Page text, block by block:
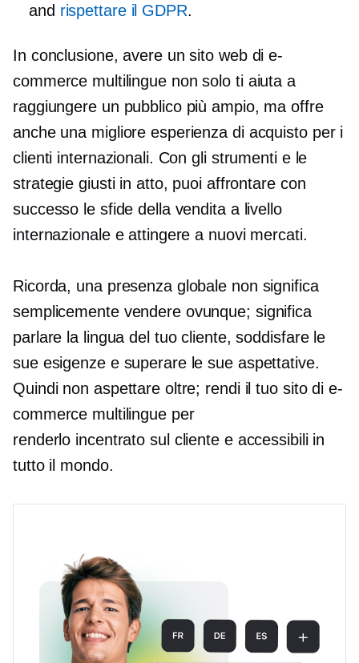
and rispettare il GDPR.
In conclusione, avere un sito web di e-
commerce multilingue non solo ti aiuta a
raggiungere un pubblico più ampio, ma offre
anche una migliore esperienza di acquisto per i
clienti internazionali. Con gli strumenti e le
strategie giusti in atto, puoi affrontare con
successo le sfide della vendita a livello
internazionale e attingere a nuovi mercati.
Ricorda, una presenza globale non significa
semplicemente vendere ovunque; significa
parlare la lingua del tuo cliente, soddisfare le
sue esigenze e superare le sue aspettative.
Quindi non aspettare oltre; rendi il tuo sito di e-
commerce multilingue per
renderlo incentrato sul clientee accessibili in
tutto il mondo.